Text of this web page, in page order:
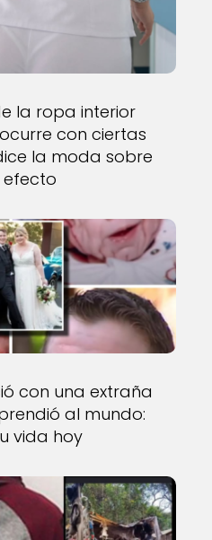
la ropa interior
con ciertas
la moda sobre
efecto
con una extraña
al mundo:
vida hoy